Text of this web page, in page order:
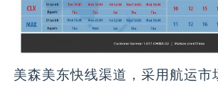
美森美东快线渠道，采用航运市